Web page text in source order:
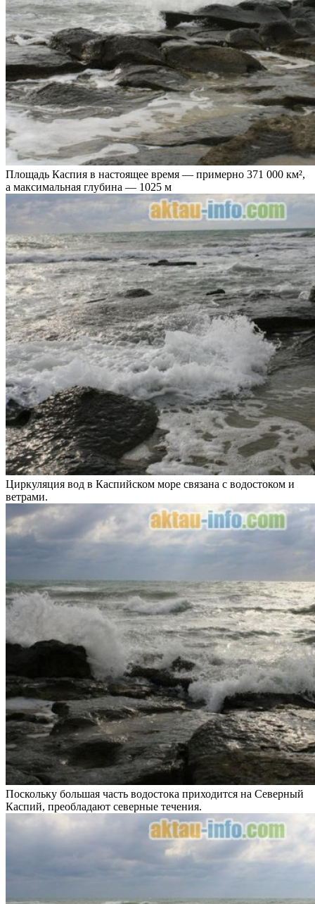
Площадь Каспия в настоящее время — примерно 371 000 км²,
а максимальная глубина — 1025 м
Циркуляция вод в Каспийском море связана с водостоком и
ветрами.
Поскольку большая часть водостока приходится на Северный
Каспий, преобладают северные течения.